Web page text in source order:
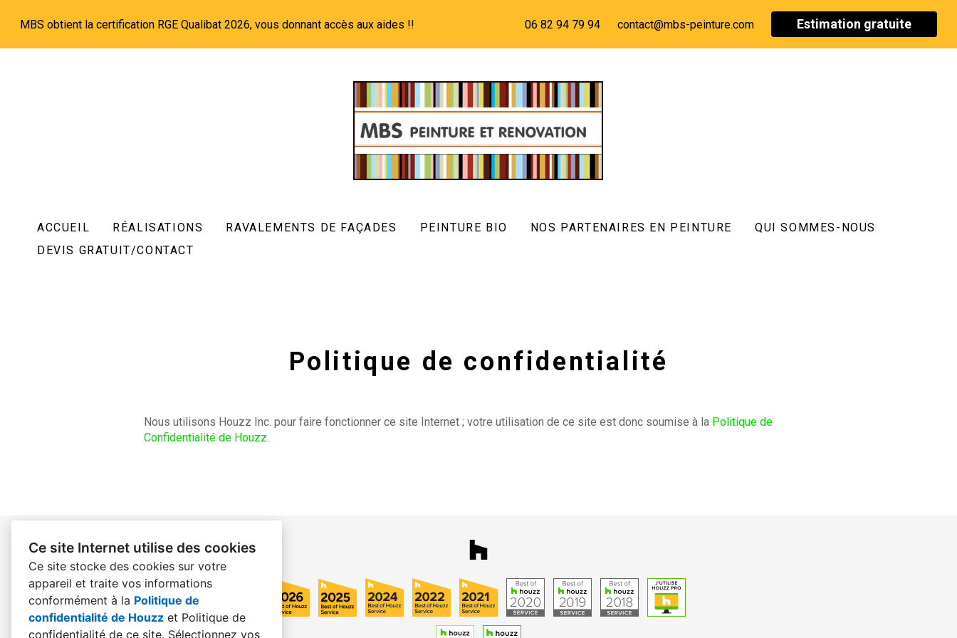
Ce site Internet utilise des cookies
Ce site stocke des cookies sur votre
appareil et traite vos informations
conformément à la Politique de
confidentialité de Houzz et Politique de
confidentialité de ce site. Sélectionnez vos
Passer
au
contenu
MBS obtient la certification RGE Qualibat 2026, vous donnant accès aux aides !! 06 82 94 79 94 contact@mbs-peinture.com Estimation gratuite
ACCUEIL RÉALISATIONS RAVALEMENTS DE FAÇADES PEINTURE BIO NOS PARTENAIRES EN PEINTURE
QUI SOMMES-NOUS
DEVIS GRATUIT/CONTACT
Politique de confidentialité
Nous utilisons Houzz Inc. pour faire fonctionner ce site Internet ; votre utilisation de ce site est donc soumise à la Politique de
Confidentialité de Houzz